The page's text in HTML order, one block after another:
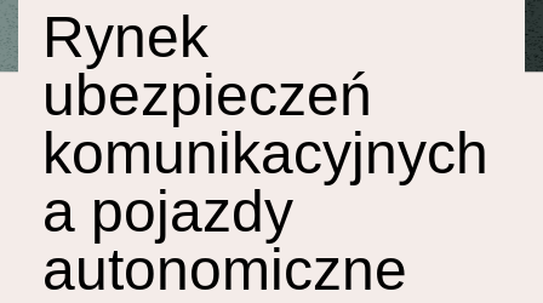
Rynek
ubezpieczeń
komunikacyjnych
a pojazdy
autonomiczne